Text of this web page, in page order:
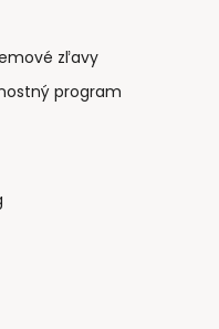
zľavy
program